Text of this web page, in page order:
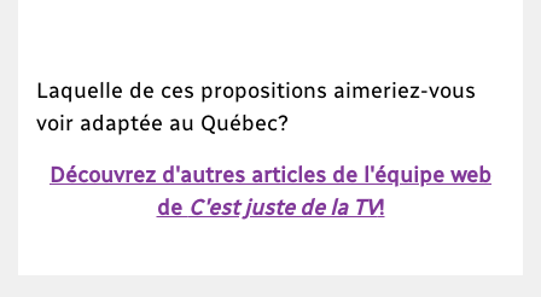
Laquelle de ces propositions aimeriez-vous
voir adaptée au Québec?
Découvrez d'autres articles de l'équipe web
de C'est juste de la TV!